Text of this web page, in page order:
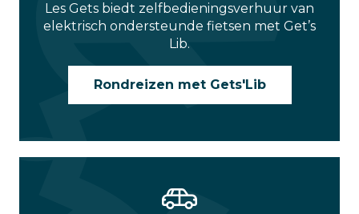
Les Gets biedt zelfbedieningsverhuur van
elektrisch ondersteunde fietsen met Get’s
Lib.
Rondreizen met Gets'Lib